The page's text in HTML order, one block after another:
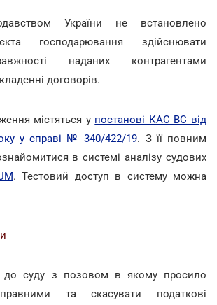
України не встановлено
господарювання здійснювати
наданих контрагентами
договорів.
містяться у постанові КАС ВС від
у справі № 340/422/19. З її повним
в системі аналізу судових
. Тестовий доступ в систему можна
до суду з позовом в якому просило
та скасувати податкові